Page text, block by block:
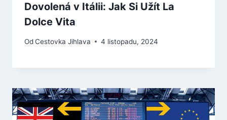
Dovolená v Itálii: Jak Si Užít La
Dolce Vita
OdCestovka Jihlava 4 listopadu, 2024